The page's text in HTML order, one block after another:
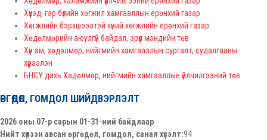
Хүүхэд, гэр бүлийн хөгжил хамгааллын ерөнхий газар
Хөгжлийн бэрхшээлтэй хүний хөгжлийн ерөнхий газар
Хөдөлмөрийн аюулгүй байдал, эрүүл мэндийн төв
Хүн ам, хөдөлмөр, нийгмийн хамгааллын сургалт, судалгааны
хүрээлэн
БНСУ дахь Хөдөлмөр, нийгмийн хамгааллын үйлчилгээний төв
ӨРГӨДӨЛ, ГОМДОЛ ШИЙДВЭРЛЭЛТ
2026 оны 07-р сарын 01-31-ний байдлаар
Нийт хүлээн авсан өргөдөл, гомдол, санал хүсэлт:94